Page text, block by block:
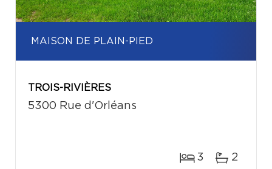
MAISON DE PLAIN-PIED
TROIS-RIVIÈRES
5300 Rue d'Orléans
3 2